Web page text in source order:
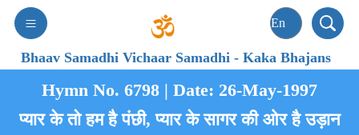
Bhaav Samadhi Vichaar Samadhi-Kaka Bhajans
Hymn No. 6798 | Date: 26-May-1997
प्यार के तो हम है पंछी, प्यार के सागर की ओर है उड़ान